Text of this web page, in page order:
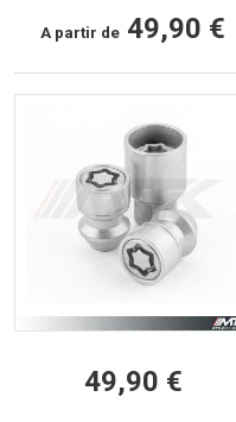
A partir de 49,90 €
49,90 €